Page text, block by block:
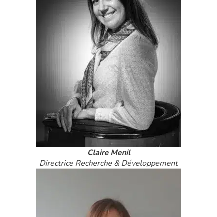
Claire Menil
Directrice Recherche & Développement